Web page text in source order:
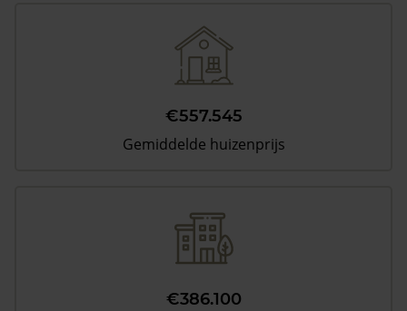
€557.545
Gemiddelde huizenprijs
€386.100